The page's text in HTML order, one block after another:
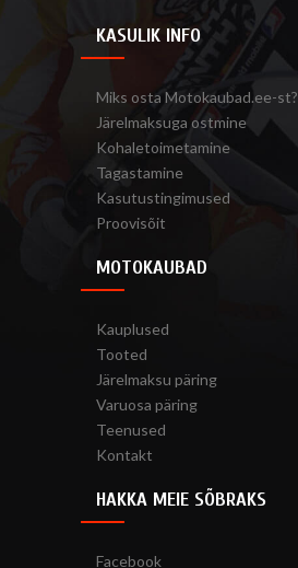
KASULIK INFO
Miks osta Motokaubad.ee-st?
Järelmaksuga ostmine
Kohaletoimetamine
Tagastamine
Kasutustingimused
Proovisõit
MOTOKAUBAD
Kauplused
Tooted
Järelmaksu päring
Varuosa päring
Teenused
Kontakt
HAKKA MEIE SÕBRAKS
Facebook